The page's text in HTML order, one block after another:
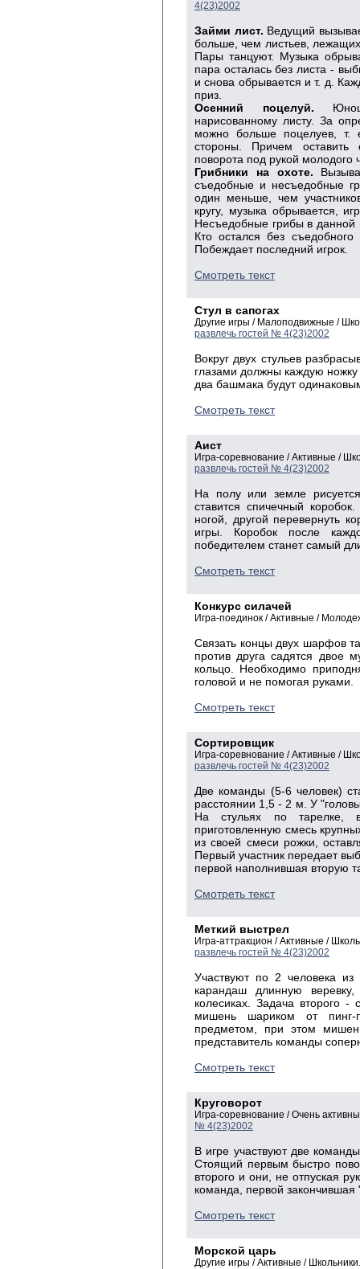
4(23)2002
Займи лист. Ведущий
больше, чем листьев,
Пары танцуют. Музыка
пара осталась без листа -
и снова обрывается и т. д.
приз.
Осенний поцелуй.
нарисованному листу. За
можно больше поцелуев, т.
стороны. Причем оставить
поворота под рукой молодого
Грибники на охоте.
съедобные и несъедобные
один меньше, чем
кругу, музыка обрывается,
Несъедобные грибы в данной
Кто остался без
Побеждает последний игрок.
Смотреть текст
Стул в сапогах
Другие игры / Малоподвижные /
развлечь гостей № 4(23)2002
Вокруг двух стульев
глазами должны каждую ножку
два башмака будут
Смотреть текст
Аист
Игра-соревнование / Активные /
развлечь гостей № 4(23)2002
На полу или земле
ставится спичечный
ногой, другой перевернуть
игры. Коробок после
победителем станет самый
Смотреть текст
Конкурс силачей
Игра-поединок / Активные /
Связать концы двух шарфов
против друга садятся двое
кольцо. Необходимо
головой и не помогая руками.
Смотреть текст
Сортировщик
Игра-соревнование / Активные /
развлечь гостей № 4(23)2002
Две команды (5-6 человек)
расстоянии 1,5 - 2 м. У
На стульях по тарелке,
приготовленную смесь
из своей смеси рожки,
Первый участник передает
первой наполнившая вторую
Смотреть текст
Меткий выстрел
Игра-аттракцион / Активные /
развлечь гостей № 4(23)2002
Участвуют по 2 человека
карандаш длинную
колесиках. Задача второго -
мишень шариком от
предметом, при этом
представитель команды
Смотреть текст
Круговорот
Игра-соревнование / Очень
№ 4(23)2002
В игре участвуют две
Стоящий первым быстро
второго и они, не отпуская
команда, первой закончившая
Смотреть текст
Морской царь
Другие игры / Активные /